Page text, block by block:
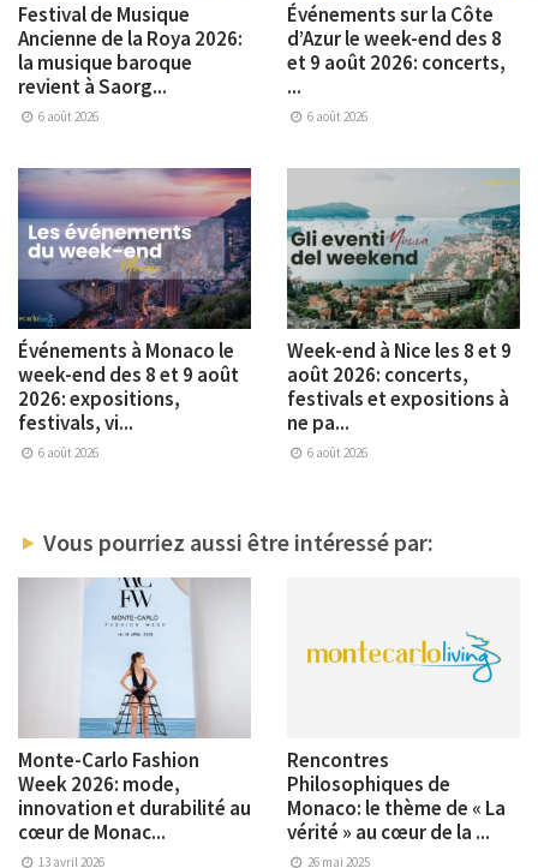
Festival de Musique
Ancienne de la Roya 2026:
la musique baroque
revient à Saorg...
6 août 2026
Événements sur la Côte
d’Azur le week-end des 8
et 9 août 2026: concerts,
...
6 août 2026
Événements à Monaco le
week-end des 8 et 9 août
2026: expositions,
festivals, vi...
6 août 2026
Week-end à Nice les 8 et 9
août 2026: concerts,
festivals et expositions à
ne pa...
6 août 2026
Vous pourriez aussi être intéressé par:
Monte-Carlo Fashion
Week 2026: mode,
innovation et durabilité au
cœur de Monac...
13 avril 2026
Rencontres
Philosophiques de
Monaco: le thème de « La
vérité » au cœur de la ...
26 mai 2025